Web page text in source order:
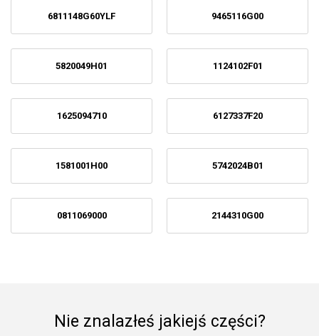
6811148G60YLF 9465116G00
5820049H01 1124102F01
1625094710 6127337F20
1581001H00 5742024B01
0811069000 2144310G00
Nie znalazłeś jakiejś części?